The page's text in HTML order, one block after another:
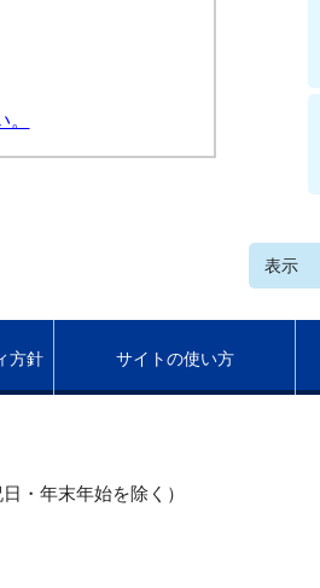
表示
方針 サイトの使い方
・年末年始を除く）